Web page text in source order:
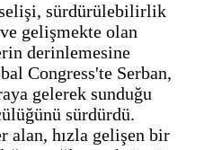
sürdürülebilirlik
gelişmekte olan
derinlemesine
Congress'te Serban,
gelerek sunduğu
sürdürdü.
alan, hızla gelişen bir